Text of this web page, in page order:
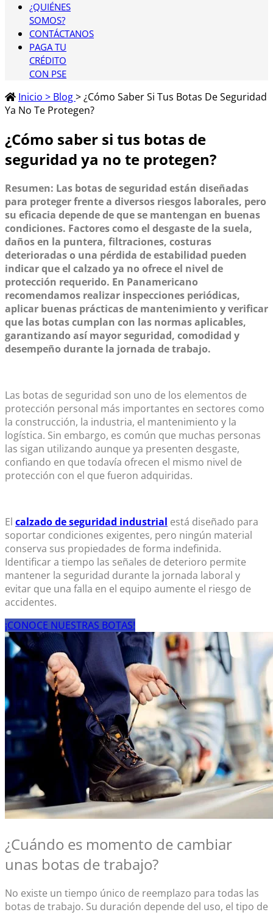
¿QUIÉNES
SOMOS?
CONTÁCTANOS
PAGA TU
CRÉDITO
CON PSE
Inicio > Blog> ¿Cómo Saber Si Tus Botas De Seguridad
Ya No Te Protegen?
¿Cómo saber si tus botas de
seguridad ya no te protegen?
Resumen: Las botas de seguridad están diseñadas
para proteger frente a diversos riesgos laborales, pero
su eficacia depende de que se mantengan en buenas
condiciones. Factores como el desgaste de la suela,
daños en la puntera, filtraciones, costuras
deterioradas o una pérdida de estabilidad pueden
indicar que el calzado ya no ofrece el nivel de
protección requerido. En Panamericano
recomendamos realizar inspecciones periódicas,
aplicar buenas prácticas de mantenimiento y verificar
que las botas cumplan con las normas aplicables,
garantizando así mayor seguridad, comodidad y
desempeño durante la jornada de trabajo.
Las botas de seguridad son uno de los elementos de
protección personal más importantes en sectores como
la construcción, la industria, el mantenimiento y la
logística. Sin embargo, es común que muchas personas
las sigan utilizando aunque ya presenten desgaste,
confiando en que todavía ofrecen el mismo nivel de
protección con el que fueron adquiridas.
El calzado de seguridad industrial está diseñado para
soportar condiciones exigentes, pero ningún material
conserva sus propiedades de forma indefinida.
Identificar a tiempo las señales de deterioro permite
mantener la seguridad durante la jornada laboral y
evitar que una falla en el equipo aumente el riesgo de
accidentes.
¡CONOCE NUESTRAS BOTAS!
¿Cuándo es momento de cambiar
unas botas de trabajo?
No existe un tiempo único de reemplazo para todas las
botas de trabajo. Su duración depende del uso, el tipo de